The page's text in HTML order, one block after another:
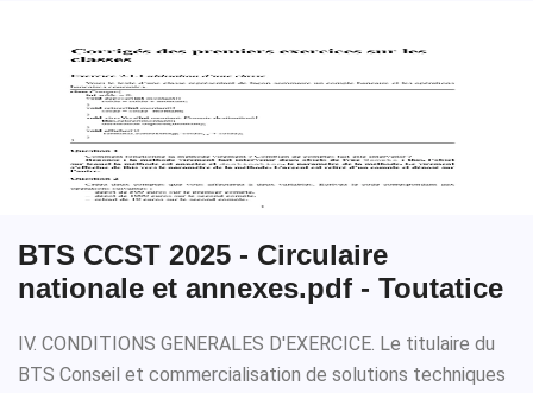
BTS CCST 2025 - Circulaire
nationale et annexes.pdf - Toutatice
IV. CONDITIONS GENERALES D'EXERCICE. Le titulaire du
BTS Conseil et commercialisation de solutions techniques